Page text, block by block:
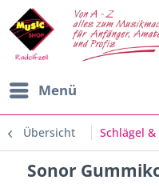
Menü
Übersicht Schlägel
Sonor